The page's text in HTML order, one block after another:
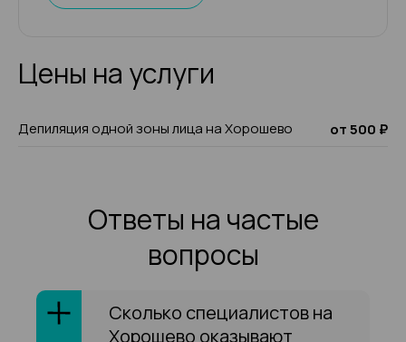
Цены на услуги
Депиляция одной зоны лица на Хорошево от 500 ₽
Ответы на частые
вопросы
Сколько специалистов на
Хорошево оказывают